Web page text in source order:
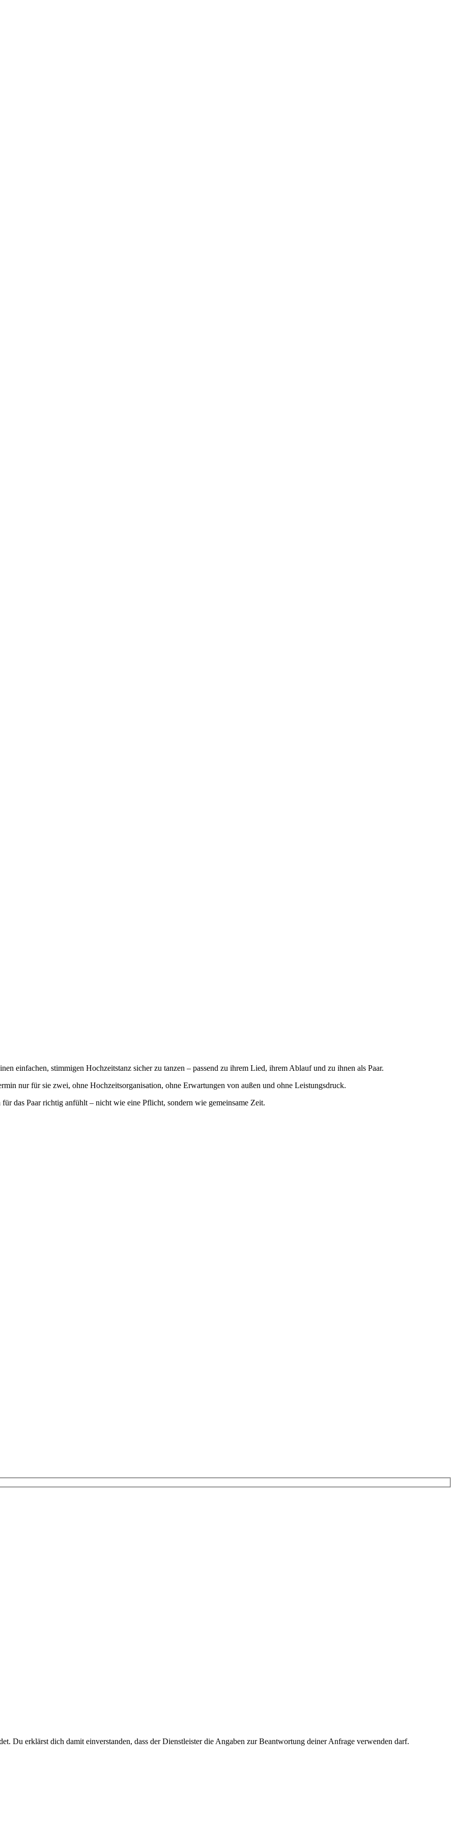
einfachen, stimmigen Hochzeitstanz sicher zu tanzen – passend zu ihrem Lied, ihrem Ablauf und zu ihnen als Paar.
nur für sie zwei, ohne Hochzeitsorganisation, ohne Erwartungen von außen und ohne Leistungsdruck.
das Paar richtig anfühlt – nicht wie eine Pflicht, sondern wie gemeinsame Zeit.
Du erklärst dich damit einverstanden, dass der Dienstleister die Angaben zur Beantwortung deiner Anfrage verwenden darf.